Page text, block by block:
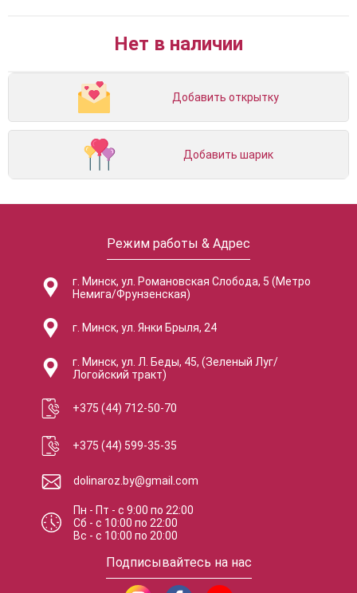
Нет в наличии
Добавить открытку
Добавить шарик
Режим работы & Адрес
г. Минск, ул. Романовская Слобода, 5 (Метро
Немига/Фрунзенская)
г. Минск, ул. Янки Брыля, 24
г. Минск, ул. Л. Беды, 45, (Зеленый Луг/
Логойский тракт)
+375 (44) 712-50-70
+375 (44) 599-35-35
dolinaroz.by@gmail.com
Пн - Пт -с 9:00по 22:00
Сб -с 10:00по 22:00
Вс -с 10:00по 20:00
Подписывайтесь на нас